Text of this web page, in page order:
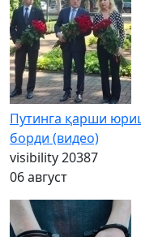
Путинга қарши
борди (видео)
visibility20387
06 август